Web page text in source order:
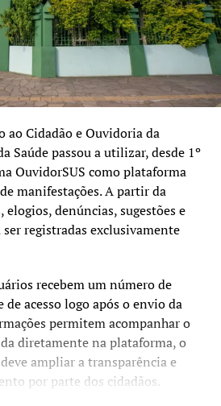
ao Cidadão e Ouvidoria da
Saúde passou a utilizar, desde 1º
OuvidorSUS como plataforma
manifestações. A partir da
denúncias, sugestões e
ser registradas exclusivamente
recebem um número de
acesso logo após o envio da
permitem acompanhar o
diretamente na plataforma, o
ampliar a transparência e
por parte dos cidadãos.